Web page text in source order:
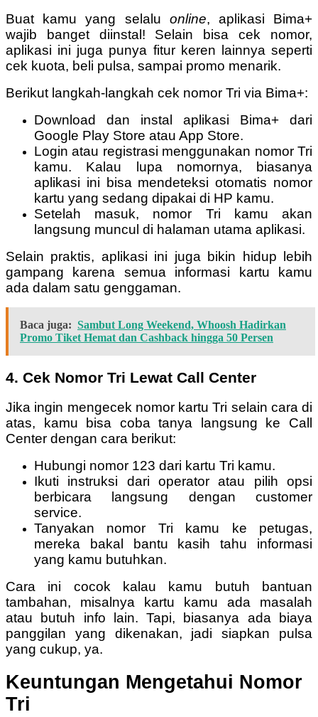
Buat kamu yang selalu online, aplikasi Bima+
wajib banget diinstal! Selain bisa cek nomor,
aplikasi ini juga punya fitur keren lainnya seperti
cek kuota, beli pulsa, sampai promo menarik.
Berikut langkah-langkah cek nomor Tri via Bima+:
Download dan instal aplikasi Bima+ dari
Google Play Store atau App Store.
Login atau registrasi menggunakan nomor Tri
kamu. Kalau lupa nomornya, biasanya
aplikasi ini bisa mendeteksi otomatis nomor
kartu yang sedang dipakai di HP kamu.
Setelah masuk, nomor Tri kamu akan
langsung muncul di halaman utama aplikasi.
Selain praktis, aplikasi ini juga bikin hidup lebih
gampang karena semua informasi kartu kamu
ada dalam satu genggaman.
Baca juga: Sambut Long Weekend, Whoosh Hadirkan
Promo Tiket Hemat dan Cashback hingga 50 Persen
4. Cek Nomor Tri Lewat Call Center
Jika ingin mengecek nomor kartu Tri selain cara di
atas, kamu bisa coba tanya langsung ke Call
Center dengan cara berikut:
Hubungi nomor 123 dari kartu Tri kamu.
Ikuti instruksi dari operator atau pilih opsi
berbicara langsung dengan customer
service.
Tanyakan nomor Tri kamu ke petugas,
mereka bakal bantu kasih tahu informasi
yang kamu butuhkan.
Cara ini cocok kalau kamu butuh bantuan
tambahan, misalnya kartu kamu ada masalah
atau butuh info lain. Tapi, biasanya ada biaya
panggilan yang dikenakan, jadi siapkan pulsa
yang cukup, ya.
Keuntungan Mengetahui Nomor
Tri